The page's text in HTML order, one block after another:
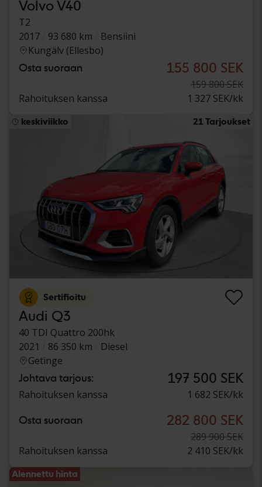
Volvo V40
T2
2017
93 680 km
Bensiini
Kungälv (Ellesbo)
Osta suoraan 155 800 SEK
159 800 SEK
Rahoituksen kanssa
1 327 SEK/kk
keskiviikko 21 Tarjoukset
Sertifioitu
Audi Q3
40 TDI Quattro 200hk
2021
86 350 km
Diesel
Getinge
Johtava tarjous: 197 500 SEK
Rahoituksen kanssa 1 682 SEK/kk
Osta suoraan 282 800 SEK
289 900 SEK
Rahoituksen kanssa
2 410 SEK/kk
Alennettu hinta